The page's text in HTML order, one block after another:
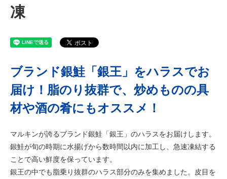
凍
ブランド銀鮭「銀王」をハラスでお
届け！脂のり抜群で、炒めものの具
材や酒の肴にもオススメ！
マルキンが誇るブランド銀鮭「銀王」のハラスをお届けします。
銀鮭が旬の時期に水揚げから数時間以内に加工し、急速凍結する
ことで高い鮮度を保っています。
銀王の中でも脂乗り抜群のハラス部分のみを集めました。皮目を